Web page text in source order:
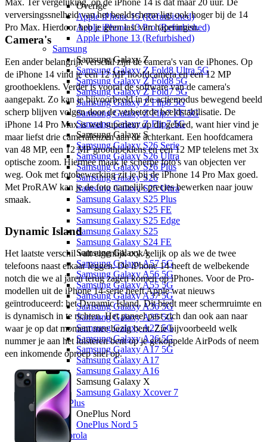
Overige
Apple iPhone 15 (Refurbished)
Apple iPhone 13 Pro (Refurbished)
Apple iPhone 13 (Refurbished)
Samsung
Samsung Galaxy Z
Samsung Galaxy Z Fold8 Ultra 5G
Samsung Galaxy Z Fold8 5G
Samsung Galaxy Z Fold7 5G
Samsung Galaxy Z Flip8 5G
Samsung Galaxy Z Flip7 FE 5G
Samsung Galaxy Z Flip7 5G
Samsung Galaxy S
Samsung Galaxy S26 Serie
Samsung Galaxy S26 Ultra
Samsung Galaxy S26 Plus
Samsung Galaxy S26
Samsung Galaxy S25 Ultra
Samsung Galaxy S25 Plus
Samsung Galaxy S25 FE
Samsung Galaxy S25 Edge
Samsung Galaxy S25
Samsung Galaxy S24 FE
Samsung Galaxy A
Samsung Galaxy A57 5G
Samsung Galaxy A56 5G
Samsung Galaxy A55 5G
Samsung Galaxy A37 5G
Samsung Galaxy A36 5G
Samsung Galaxy A35 5G
Samsung Galaxy A27 5G
Samsung Galaxy A26 5G
Samsung Galaxy A17 5G
Samsung Galaxy A17
Samsung Galaxy A16
Samsung Galaxy X
Samsung Galaxy Xcover 7
OnePlus
OnePlus Nord
OnePlus Nord 5
Motorola
verversingssnelheid van het beeldscherm ligt ook hoger bij de 14
Pro Max. Hierdoor heb je geen last van haperingen.
Camera's
Een ander belangrijk verschil zijn de camera's van de iPhones. Op
de iPhone 14 vind je een 12 MP hoofdcamera en een 12 MP
groothoeklens. Verder is vooral de software van de camera's
aangepakt. Zo kan je bijvoorbeeld in de actiemodus bewegend beeld
scherp blijven volgen door de verbeterde beeldstabilisatie. De
iPhone 14 Pro Max is wel superieur op dit gebied, want hier vind je
maar liefst drie cameralenzen aan de achterkant. Een hoofdcamera
van 48 MP, een 12 MP groothoeklens en een 12 MP telelens met 3x
optische zoom. Hiermee maak je scherpe foto's van objecten ver
weg. Ook met fotobewerking zit je bij de iPhone 14 Pro Max goed.
Met ProRAW kan je de foto namelijk precies bewerken naar jouw
smaak.
Dynamic Island
Het laatste verschil valt eigenlijk ook gelijk op als we de twee
telefoons naast elkaar leggen. De iPhone 14 heeft de welbekende
notch die we al jaren terug zagen komen op iPhones. Voor de Pro-
modellen uit de iPhone 14-serie heeft Apple wat nieuws
geïntroduceerd: het Dynamic Island. Dit biedt meer schermruimte en
is dynamisch in te richten. Het paneel past zich dan ook aan naar
waar je op dat moment mee bezig bent. Zie bijvoorbeeld welk
nummer je aan het luisteren bent op je gekoppelde AirPods of neem
een inkomende oproep snel op.